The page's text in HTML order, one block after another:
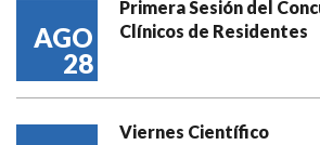
AGO
28
Primera Sesión del
Clínicos de Residentes
Viernes Científico